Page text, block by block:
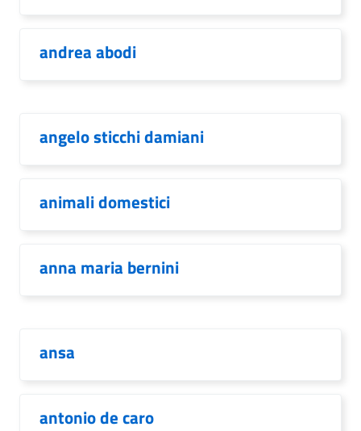
andrea abodi
angelo sticchi damiani
animali domestici
anna maria bernini
ansa
antonio de caro